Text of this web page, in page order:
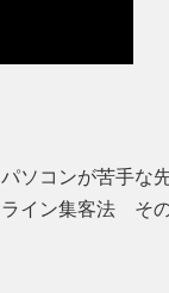
パソコンが苦手な
ライン集客法 そ